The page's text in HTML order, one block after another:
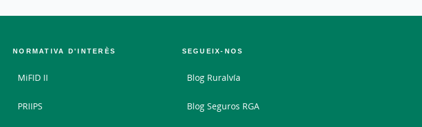
NORMATIVA D'INTERÈS
MiFID II
PRIIPS
SEGUEIX-NOS
Blog Ruralvía
Blog Seguros RGA